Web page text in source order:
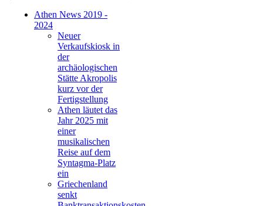
Athen News 2019 -
2024
Neuer
Verkaufskiosk in
der
archäologischen
Stätte Akropolis
kurz vor der
Fertigstellung
Athen läutet das
Jahr 2025 mit
einer
musikalischen
Reise auf dem
Syntagma-Platz
ein
Griechenland
senkt